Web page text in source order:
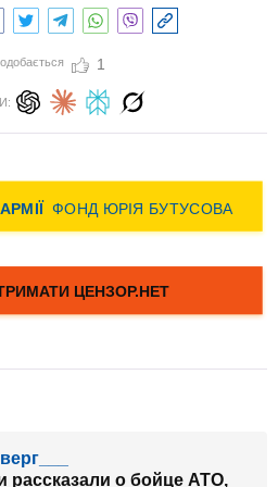
1
рассказали о бойце АТО,